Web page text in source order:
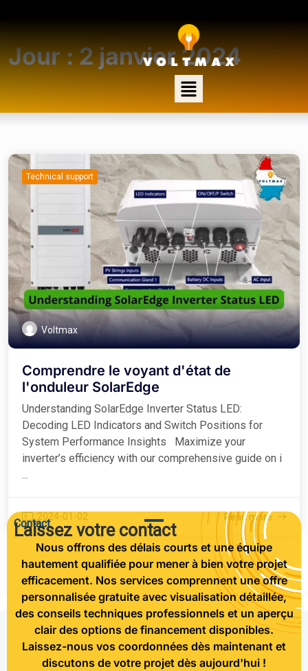
Jour :2 janvier 2024
Technical support
Voltmax
Comprendre le voyant d'état de
l'onduleur SolarEdge
Understanding SolarEdge Inverter Status LED:
Decoding LED Indicators and Switch Positions for
System Performance Insights Maximize your
inverter’s efficiency with our comprehensive guide on i
...
2024-01-02 Read more
Contact
Laissez votre contact
Nous offrons des délais courts et une équipe
hautement qualifiée pour mener à bien votre projet
efficacement. Nos services comprennent une offre
personnalisée gratuite avec visualisation détaillée,
des conseils techniques professionnels et un aperçu
clair des options de financement disponibles.
Laissez-nous vos coordonnées dès maintenant et
discutons de votre projet dès aujourd'hui !